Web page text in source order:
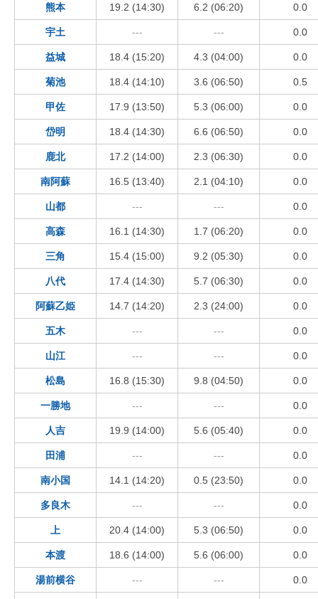
熊本 19.2 (14:30) 6.2 (06:20) 0.0
宇土 --- --- 0.0
益城 18.4 (15:20) 4.3 (04:00) 0.0
菊池 18.4 (14:10) 3.6 (06:50) 0.5
甲佐 17.9 (13:50) 5.3 (06:00) 0.0
岱明 18.4 (14:30) 6.6 (06:50) 0.0
鹿北 17.2 (14:00) 2.3 (06:30) 0.0
南阿蘇 16.5 (13:40) 2.1 (04:10) 0.0
山都 --- --- 0.0
高森 16.1 (14:30) 1.7 (06:20) 0.0
三角 15.4 (15:00) 9.2 (05:30) 0.0
八代 17.4 (14:30) 5.7 (06:30) 0.0
阿蘇乙姫 14.7 (14:20) 2.3 (24:00) 0.0
五木 --- --- 0.0
山江 --- --- 0.0
松島 16.8 (15:30) 9.8 (04:50) 0.0
一勝地 --- --- 0.0
人吉 19.9 (14:00) 5.6 (05:40) 0.0
田浦 --- --- 0.0
南小国 14.1 (14:20) 0.5 (23:50) 0.0
多良木 --- --- 0.0
上 20.4 (14:00) 5.3 (06:50) 0.0
本渡 18.6 (14:00) 5.6 (06:00) 0.0
湯前横谷 --- --- 0.0